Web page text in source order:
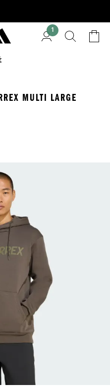
1
MULTI LARGE